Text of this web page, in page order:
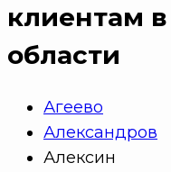
клиентам
области
Агеево
Александров
Алексин